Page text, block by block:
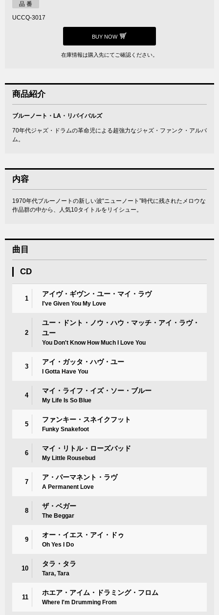
品 番
UCCQ-3017
BUY NOW
在庫情報は購入先にてご確認ください。
商品紹介
ブルーノート・LA・リバイバルズ
70年代ジャズ・ドラムの革命児による超強力なジャズ・ファンク・アルバ
ム。
内容
1970年代ブルーノートの新しい波“ニューノート”時代に残されたメロウな
作品群の中から、人気10タイトルをリイシュー。
曲目
CD
1
アイヴ・ギヴン・ユー・マイ・ラヴ
I've Given You My Love
2
ユー・ドント・ノウ・ハウ・マッチ・アイ・ラヴ・
ユー
You Don't Know How Much I Love You
3
アイ・ガッタ・ハヴ・ユー
I Gotta Have You
4
マイ・ライフ・イズ・ソー・ブルー
My Life Is So Blue
5
ファンキー・スネイクフット
Funky Snakefoot
6
マイ・リトル・ローズバッド
My Little Rousebud
7
ア・パーマネント・ラヴ
A Permanent Love
8
ザ・ベガー
The Beggar
9
オー・イエス・アイ・ドゥ
Oh Yes I Do
10
タラ・タラ
Tara, Tara
11
ホエア・アイム・ドラミング・フロム
Where I'm Drumming From